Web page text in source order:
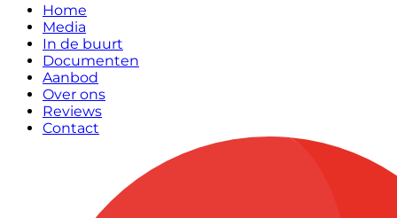
Home
Media
In de buurt
Documenten
Aanbod
Over ons
Reviews
Contact